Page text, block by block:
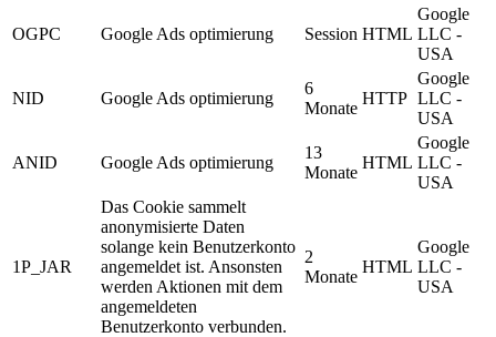
OGPC Google Ads optimierung Session HTML
Google
LLC -
USA
NID Google Ads optimierung
6
Monate
HTTP
Google
LLC -
USA
ANID Google Ads optimierung
13
Monate
HTML
Google
LLC -
USA
1P_JAR
Das Cookie sammelt
anonymisierte Daten
solange kein Benutzerkonto
angemeldet ist. Ansonsten
werden Aktionen mit dem
angemeldeten
Benutzerkonto verbunden.
2
Monate
HTML
Google
LLC -
USA